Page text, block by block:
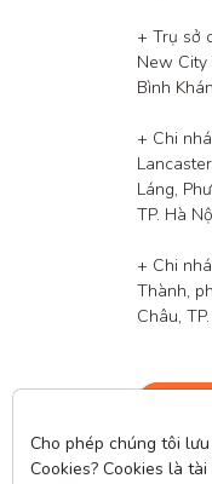
+ Trụ sở
New City
Bình
+ Chi
Láng,
TP. Hà
+ Chi
Thành,
Châu,
Cho phép chúng tôi
Cookies? Cookies là